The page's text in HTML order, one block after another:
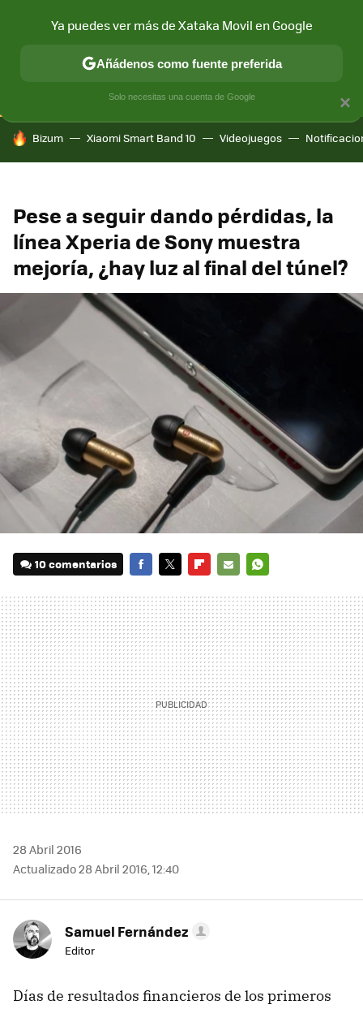
CONECTIVIDAD MÓVIL Y SOCIEDAD APLICACIONES
HOY SE HABLA DE
Bizum Xiaomi Smart Band 10 Videojuegos
Pese a seguir dando pérdidas, la
línea Xperia de Sony muestra
mejoría, ¿hay luz al final del túnel?
10 comentarios
MAIL
28 Abril 2016
Actualizado 28 Abril 2016, 12:40
Samuel Fernández
Editor
Días de resultados financieros de los primeros
×
Ya puedes ver más de Xataka Movil en Google
Añádenos como fuente preferida
Solo necesitas una cuenta de Google